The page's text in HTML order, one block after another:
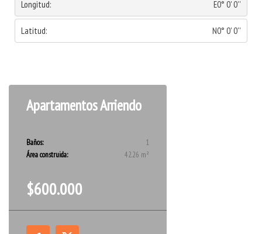
Longitud: E0° 0' 0''
Latitud: N0° 0' 0''
ApartamentosArriendo
Baños:
1
Área construida:
42.26 m²
$600.000